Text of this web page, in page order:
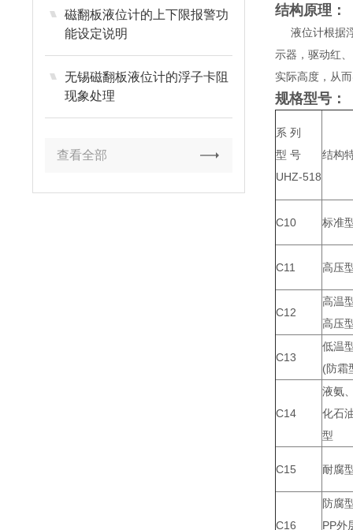
磁翻板液位计的上下限报警功
能设定说明
无锡磁翻板液位计的浮子卡阻
现象处理
查看全部
结构原理：
液位计根据
示器，驱动红
实际高度，从
规格型号：
系 列
型 号
UHZ-518
结构
C10 标准
C11 高压
C12
高温
高压
C13
低温
(防霜
C14
液氨
化石
型
C15 耐腐
C16
防腐
PP外